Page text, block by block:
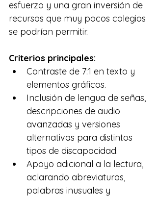
esfuerzo y una gran inversión de
recursos que muy pocos colegios
se podrían permitir.
Criterios principales:
Contraste de 7:1 en texto y
elementos gráficos.
Inclusión de lengua de señas,
descripciones de audio
avanzadas y versiones
alternativas para distintos
tipos de discapacidad.
Apoyo adicional a la lectura,
aclarando abreviaturas,
palabras inusuales y